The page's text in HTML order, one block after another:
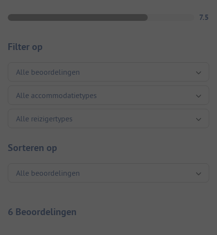
7.5
Filter op
Sorteren op
6 Beoordelingen